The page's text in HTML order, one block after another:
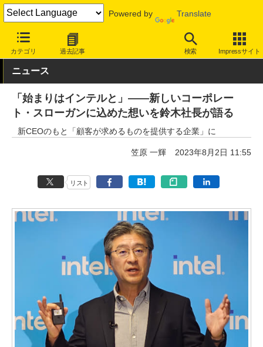
Powered by Translate
カテゴリ 過去記事 検索 Impressサイト
INTERNET Watch トピック 企業
ニュース
「始まりはインテルと」――新しいコーポレー
ト・スローガンに込めた想いを鈴木社長が語る
新CEOのもと「顧客が求めるものを提供する企業」に
笠原 一輝 2023年8月2日 11:55
リスト